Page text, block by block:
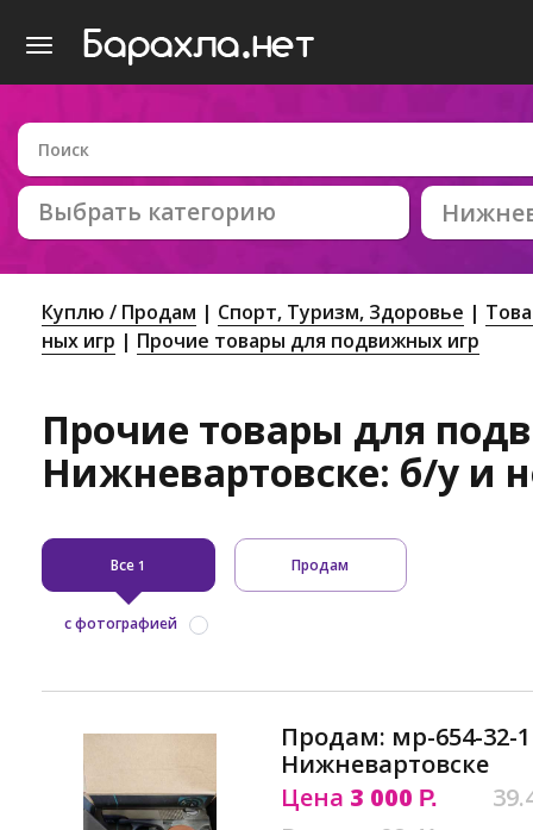
Выбрать категорию
Куплю / Продам Спорт, Tуризм, Здоровье
ных игр
Прочие товары для подвижных игр
Прочие товары для
Нижневартовске: б/у и
Все 1 Продам
с фотографией
Продам: мр-654-32-
Нижневартовске
Цена 3 000 Р.